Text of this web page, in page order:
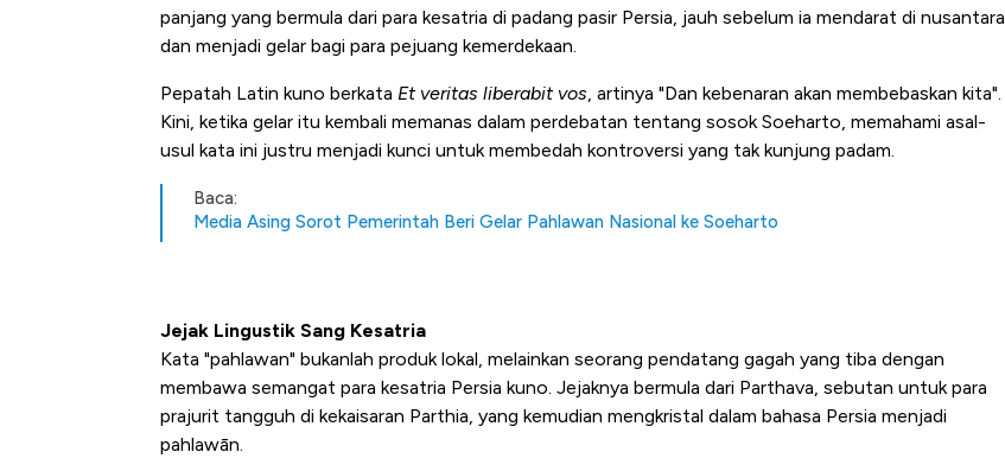
panjang yang bermula dari para kesatria di padang pasir Persia, jauh sebelum ia mendarat di nusantara
dan menjadi gelar bagi para pejuang kemerdekaan.
Pepatah Latin kuno berkata Et veritas liberabit vos , artinya "Dan kebenaran akan membebaskan kita".
Kini, ketika gelar itu kembali memanas dalam perdebatan tentang sosok Soeharto, memahami asal-
usul kata ini justru menjadi kunci untuk membedah kontroversi yang tak kunjung padam.
Baca:
Media Asing Sorot Pemerintah Beri Gelar Pahlawan Nasional ke Soeharto
Jejak Lingustik Sang Kesatria
Kata "pahlawan" bukanlah produk lokal, melainkan seorang pendatang gagah yang tiba dengan
membawa semangat para kesatria Persia kuno. Jejaknya bermula dari Parthava, sebutan untuk para
prajurit tangguh di kekaisaran Parthia, yang kemudian mengkristal dalam bahasa Persia menjadi
pahlawān.